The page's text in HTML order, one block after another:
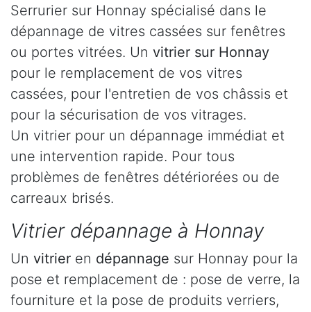
Serrurier sur Honnay spécialisé dans le
dépannage de vitres cassées sur fenêtres
ou portes vitrées. Un vitrier sur Honnay
pour le remplacement de vos vitres
cassées, pour l'entretien de vos châssis et
pour la sécurisation de vos vitrages.
Un vitrier pour un dépannage immédiat et
une intervention rapide. Pour tous
problèmes de fenêtres détériorées ou de
carreaux brisés.
Vitrier dépannage à Honnay
Un vitrier en dépannage sur Honnay pour la
pose et remplacement de : pose de verre, la
fourniture et la pose de produits verriers,